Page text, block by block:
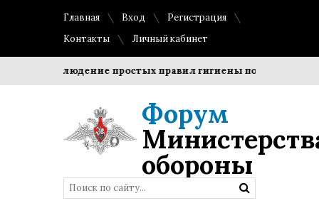
Главная Вход
Регистрация
Контакты
Личный кабинет
Соблюдение простых правил гигиены помогает
Форум
обороны